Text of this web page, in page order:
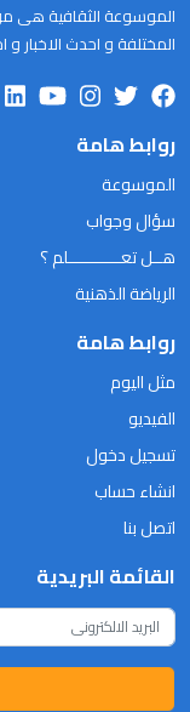
الموسوعة الثقافية هى
المختلفة و احدث الاخبار و
روابط هامة
الموسوعة
سؤال وجواب
هــل تعـــــــــــلم ؟
الرياضة الذهنية
روابط هامة
مثل اليوم
الفيديو
تسجيل دخول
انشاء حساب
اتصل بنا
القائمة البريدية